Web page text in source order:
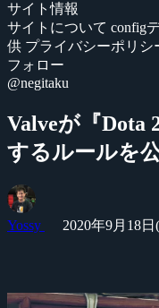
サイト情報
サイトについて config
供 プライバシーポリシ
フォロー
@negitaku
Valveが『Dota
するルールを
Yossy 2020年9月18日